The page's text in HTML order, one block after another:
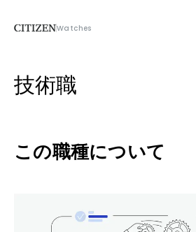
Watches
会社情報
サスティナビリティ
技術職
この職種について